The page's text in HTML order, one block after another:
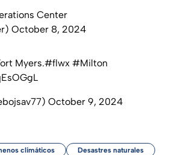
Center
October 8, 2024
Myers.#flwx #Milton
October 9, 2024
climáticos Desastres naturales